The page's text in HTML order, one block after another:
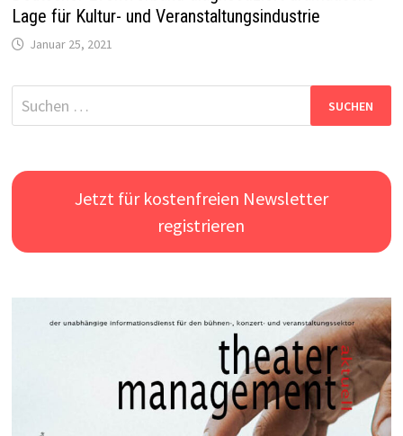
Lage für Kultur- und Veranstaltungsindustrie
Januar 25, 2021
Suchen
nach:
Jetzt für kostenfreien Newsletter
registrieren